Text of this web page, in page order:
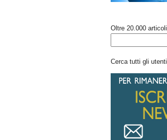
Oltre 20.000 articoli
Cerca tutti gli utenti